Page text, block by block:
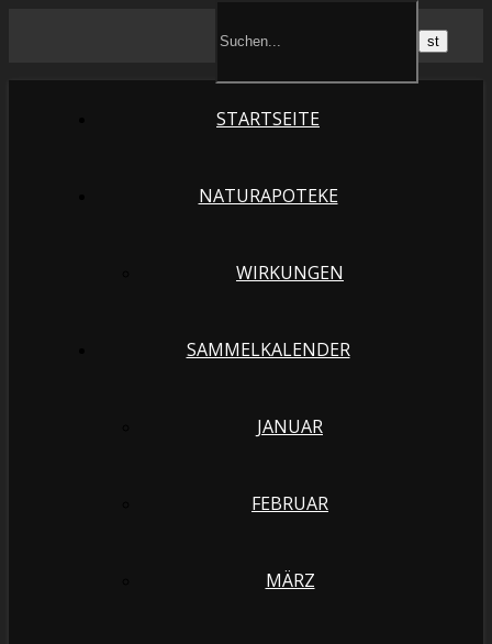
STARTSEITE
NATURAPOTEKE
WIRKUNGEN
SAMMELKALENDER
JANUAR
FEBRUAR
MÄRZ